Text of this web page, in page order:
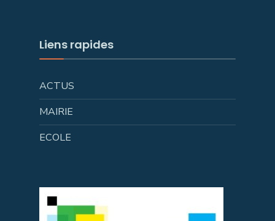
Liens rapides
ACTUS
MAIRIE
ECOLE